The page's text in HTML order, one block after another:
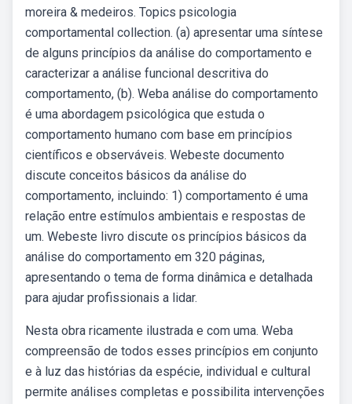
moreira & medeiros. Topics psicologia
comportamental collection. (a) apresentar uma síntese
de alguns princípios da análise do comportamento e
caracterizar a análise funcional descritiva do
comportamento, (b). Weba análise do comportamento
é uma abordagem psicológica que estuda o
comportamento humano com base em princípios
científicos e observáveis. Webeste documento
discute conceitos básicos da análise do
comportamento, incluindo: 1) comportamento é uma
relação entre estímulos ambientais e respostas de
um. Webeste livro discute os princípios básicos da
análise do comportamento em 320 páginas,
apresentando o tema de forma dinâmica e detalhada
para ajudar profissionais a lidar.
Nesta obra ricamente ilustrada e com uma. Weba
compreensão de todos esses princípios em conjunto
e à luz das histórias da espécie, individual e cultural
permite análises completas e possibilita intervenções